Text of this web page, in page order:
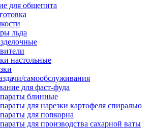
для общепита
льда
настольные
самообслуживания
для фаст-фуда
блинные
для нарезки картофеля спиралью
для попкорна
для производства сахарной ваты